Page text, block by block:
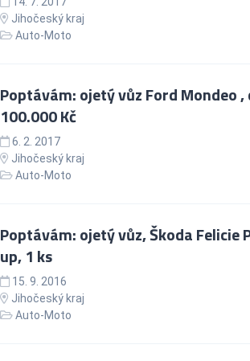
Jihočeský kraj
Auto-Moto
Poptávám: ojetý vůz Ford Mondeo ,
100.000 Kč
6. 2. 2017
Jihočeský kraj
Auto-Moto
Poptávám: ojetý vůz, Škoda Felicie
up, 1 ks
15. 9. 2016
Jihočeský kraj
Auto-Moto